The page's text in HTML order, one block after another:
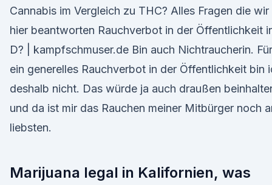
Cannabis im Vergleich zu THC? Alles Fragen die wir
hier beantworten Rauchverbot in der Öffentlichkeit
D? | kampfschmuser.de Bin auch Nichtraucherin. Für
ein generelles Rauchverbot in der Öffentlichkeit bin
deshalb nicht. Das würde ja auch draußen
und da ist mir das Rauchen meiner Mitbürger noch
liebsten.
Marijuana legal in Kalifornien, was